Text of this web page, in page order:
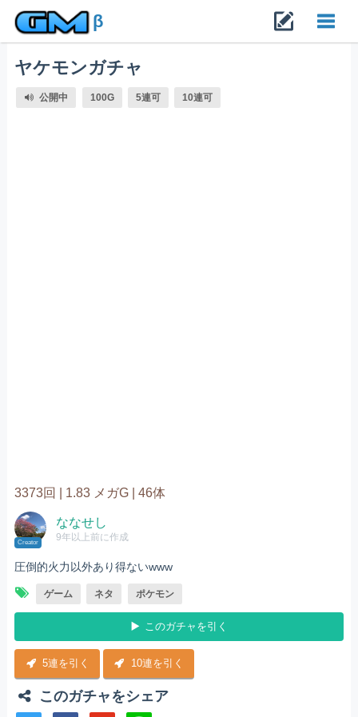
β
ヤケモンガチャ
公開中 100G 5連可 10連可
3373回 | 1.83 メガG | 46体
Creator
ななせし
9年以上前に作成
圧倒的火力以外あり得ないwww
ゲーム ネタ ポケモン
このガチャを引く
5連を引く 10連を引く
このガチャをシェア